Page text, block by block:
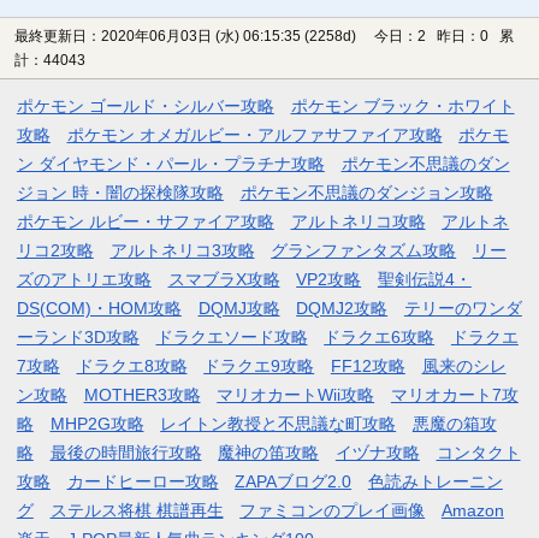
最終更新日：2020年06月03日 (水) 06:15:35 (2258d)
今日：2 昨日：0 累
計：44043
ポケモン ゴールド・シルバー攻略
ポケモン ブラック・ホワイト
攻略
ポケモン オメガルビー・アルファサファイア攻略
ポケモ
ン ダイヤモンド・パール・プラチナ攻略
ポケモン不思議のダン
ジョン 時・闇の探検隊攻略
ポケモン不思議のダンジョン攻略
ポケモン ルビー・サファイア攻略
アルトネリコ攻略
アルトネ
リコ2攻略
アルトネリコ3攻略 グランファンタズム攻略
リー
ズのアトリエ攻略
スマブラX攻略 VP2攻略
聖剣伝説4・
DS(COM)・HOM攻略
DQMJ攻略 DQMJ2攻略
テリーのワンダ
ーランド3D攻略
ドラクエソード攻略 ドラクエ6攻略
ドラクエ
7攻略
ドラクエ8攻略 ドラクエ9攻略 FF12攻略
風来のシレ
ン攻略
MOTHER3攻略 マリオカートWii攻略
マリオカート7攻
略
MHP2G攻略 レイトン教授と不思議な町攻略
悪魔の箱攻
略
最後の時間旅行攻略 魔神の笛攻略 イヅナ攻略
コンタクト
攻略
カードヒーロー攻略 ZAPAブログ2.0
色読みトレーニン
グ
ステルス将棋 棋譜再生 ファミコンのプレイ画像
Amazon